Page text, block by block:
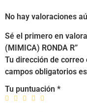
No hay valoraciones
Sé el primero en
(MIMICA) RONDA R”
Tu dirección de
campos obligatorios
Tu puntuación *